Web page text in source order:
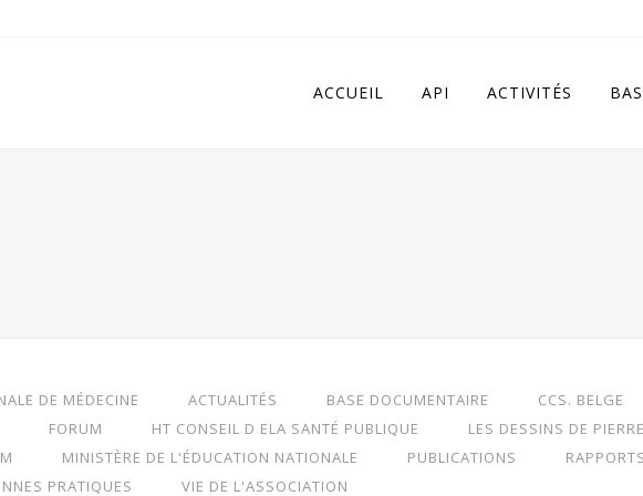
ACCUEIL API ACTIVITÉS
DE MÉDECINE ACTUALITÉS BASE DOCUMENTAIRE CCS. BELGE
FORUM HT CONSEIL D ELA SANTÉ PUBLIQUE
LES DESSINS DE
MINISTÈRE DE L'ÉDUCATION NATIONALE PUBLICATIONS RAPPORTS
PRATIQUES
VIE DE L'ASSOCIATION